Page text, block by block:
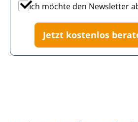
Ich möchte den Newsletter
Jetzt kostenlos